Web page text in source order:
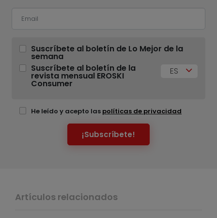
Suscríbete al boletín de Lo Mejor de la
semana
Suscríbete al boletín de la
revista mensual EROSKI
Consumer
ES
He leído y acepto las políticas de privacidad
¡Subscríbete!
Artículos relacionados